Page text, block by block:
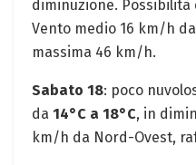
diminuzione. Possibilità
Vento medio 16 km/h
massima 46 km/h.
Sabato 18: poco
da 14°C a 18°C, in
km/h da Nord-Ovest,